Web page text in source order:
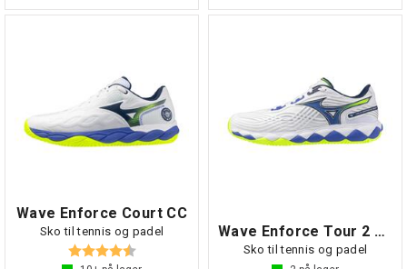
Wave Enforce Court CC
Sko til tennis og padel
Karakter: 4.6 av 5 mulige
Wave Enforce Tour 2 CC
Sko til tennis og padel